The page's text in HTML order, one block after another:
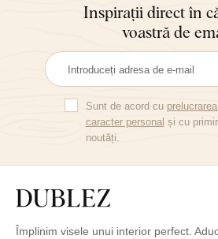
Inspirații direct în
voastră de
Sunt de acord cu
caracter personal și cu
noutăți.
Împlinim visele unui interior perfect.